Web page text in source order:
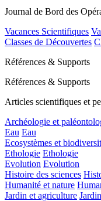
Journal de Bord des
Vacances Scientifiques
Classes de Découvertes
Références & Supports
Références & Supports
Articles scientifiques et
Archéologie et
Eau Eau
Ecosystèmes et
Ethologie Ethologie
Evolution Evolution
Histoire des sciences
Humanité et nature
Jardin et agriculture